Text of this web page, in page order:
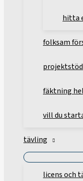
hitta
folksam
fäktning
vill du
tävling
licens och